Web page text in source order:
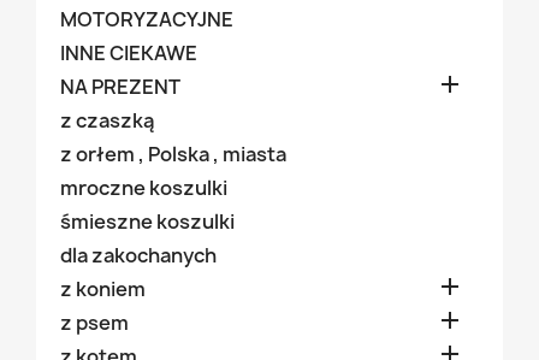
MOTORYZACYJNE
INNE CIEKAWE
NA PREZENT

z czaszką
z orłem , Polska , miasta
mroczne koszulki
śmieszne koszulki
dla zakochanych
z koniem

z psem 
